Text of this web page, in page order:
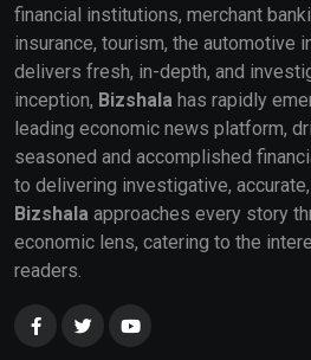
financial institutions, merchant
insurance, tourism, the automotive
delivers fresh, in-depth, and
inception, Bizshala has rapidly
leading economic news platform,
seasoned and accomplished
to delivering investigative,
Bizshala approaches every story
economic lens, catering to the
readers.